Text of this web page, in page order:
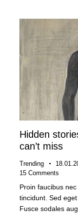
Hidden
can’t miss
Trending
15 Comments
Proin faucibus
tincidunt. Sed
Fusce sodales